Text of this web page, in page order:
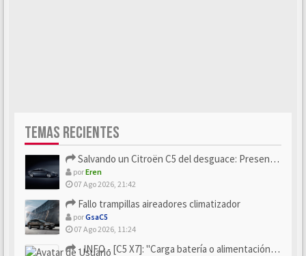
TEMAS RECIENTES
Salvando un Citroën C5 del desguace: Presentación y seguimiento
porEren
07 Ago 2026, 21:42
Fallo trampillas aireadores climatizador
porGsaC5
07 Ago 2026, 11:24
- INFO - [C5 X7]: "Carga batería o alimentación eléctri...